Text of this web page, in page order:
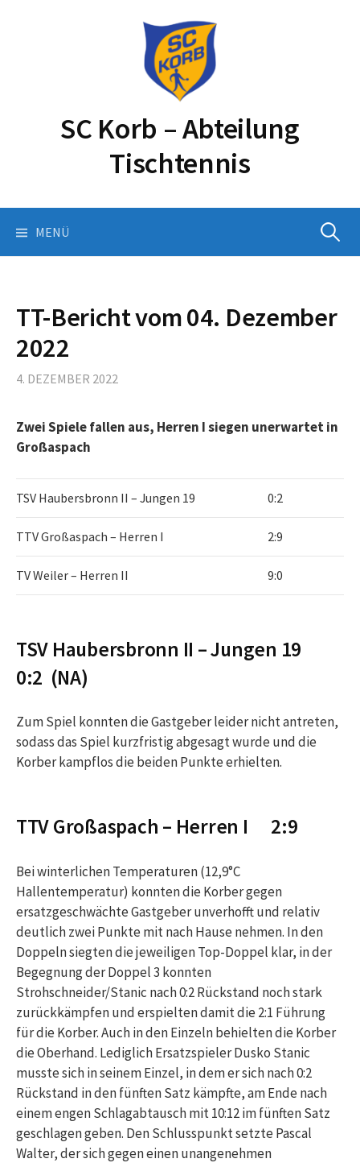
SC Korb – Abteilung
Tischtennis
MENÜ Suchen
TT-Bericht vom 04. Dezember
2022
4. DEZEMBER 2022
Zwei Spiele fallen aus, Herren I siegen unerwartet in
Großaspach
TSV Haubersbronn II – Jungen 19 0:2
TTV Großaspach – Herren I 2:9
TV Weiler – Herren II 9:0
TSV Haubersbronn II – Jungen 19
0:2 (NA)
Zum Spiel konnten die Gastgeber leider nicht antreten,
sodass das Spiel kurzfristig abgesagt wurde und die
Korber kampflos die beiden Punkte erhielten.
TTV Großaspach – Herren I 2:9
Bei winterlichen Temperaturen (12,9°C
Hallentemperatur) konnten die Korber gegen
ersatzgeschwächte Gastgeber unverhofft und relativ
deutlich zwei Punkte mit nach Hause nehmen. In den
Doppeln siegten die jeweiligen Top-Doppel klar, in der
Begegnung der Doppel 3 konnten
Strohschneider/Stanic nach 0:2 Rückstand noch stark
zurückkämpfen und erspielten damit die 2:1 Führung
für die Korber. Auch in den Einzeln behielten die Korber
die Oberhand. Lediglich Ersatzspieler Dusko Stanic
musste sich in seinem Einzel, in dem er sich nach 0:2
Rückstand in den fünften Satz kämpfte, am Ende nach
einem engen Schlagabtausch mit 10:12 im fünften Satz
geschlagen geben. Den Schlusspunkt setzte Pascal
Walter, der sich gegen einen unangenehmen